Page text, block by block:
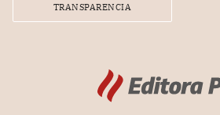
TRANSPARENCIA